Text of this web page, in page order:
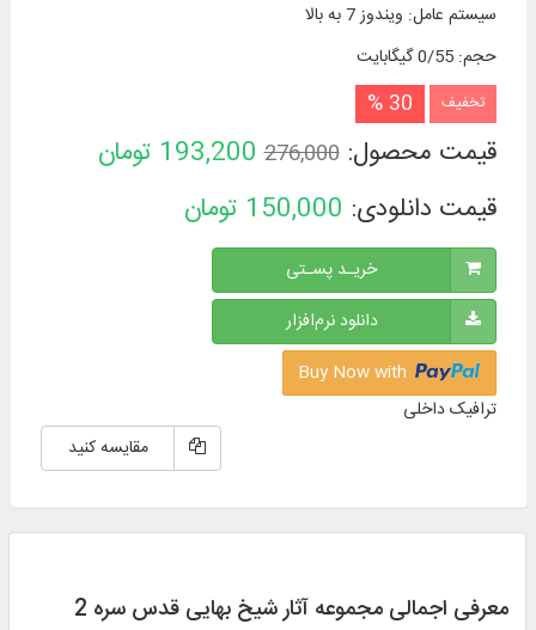
سیستم عامل: ویندوز 7 به بالا
حجم:0/55 گیگابایت
تخفیف 30 %
قیمت محصول:276,000
193,200 تومان
قیمت دانلودی: 150,000 تومان
خریـد پسـتی
دانلود نرم‌افزار
ترافیک داخلی
مقایسه کنید
معرفی اجمالی مجموعه آثار شیخ بهایی قدس سره 2